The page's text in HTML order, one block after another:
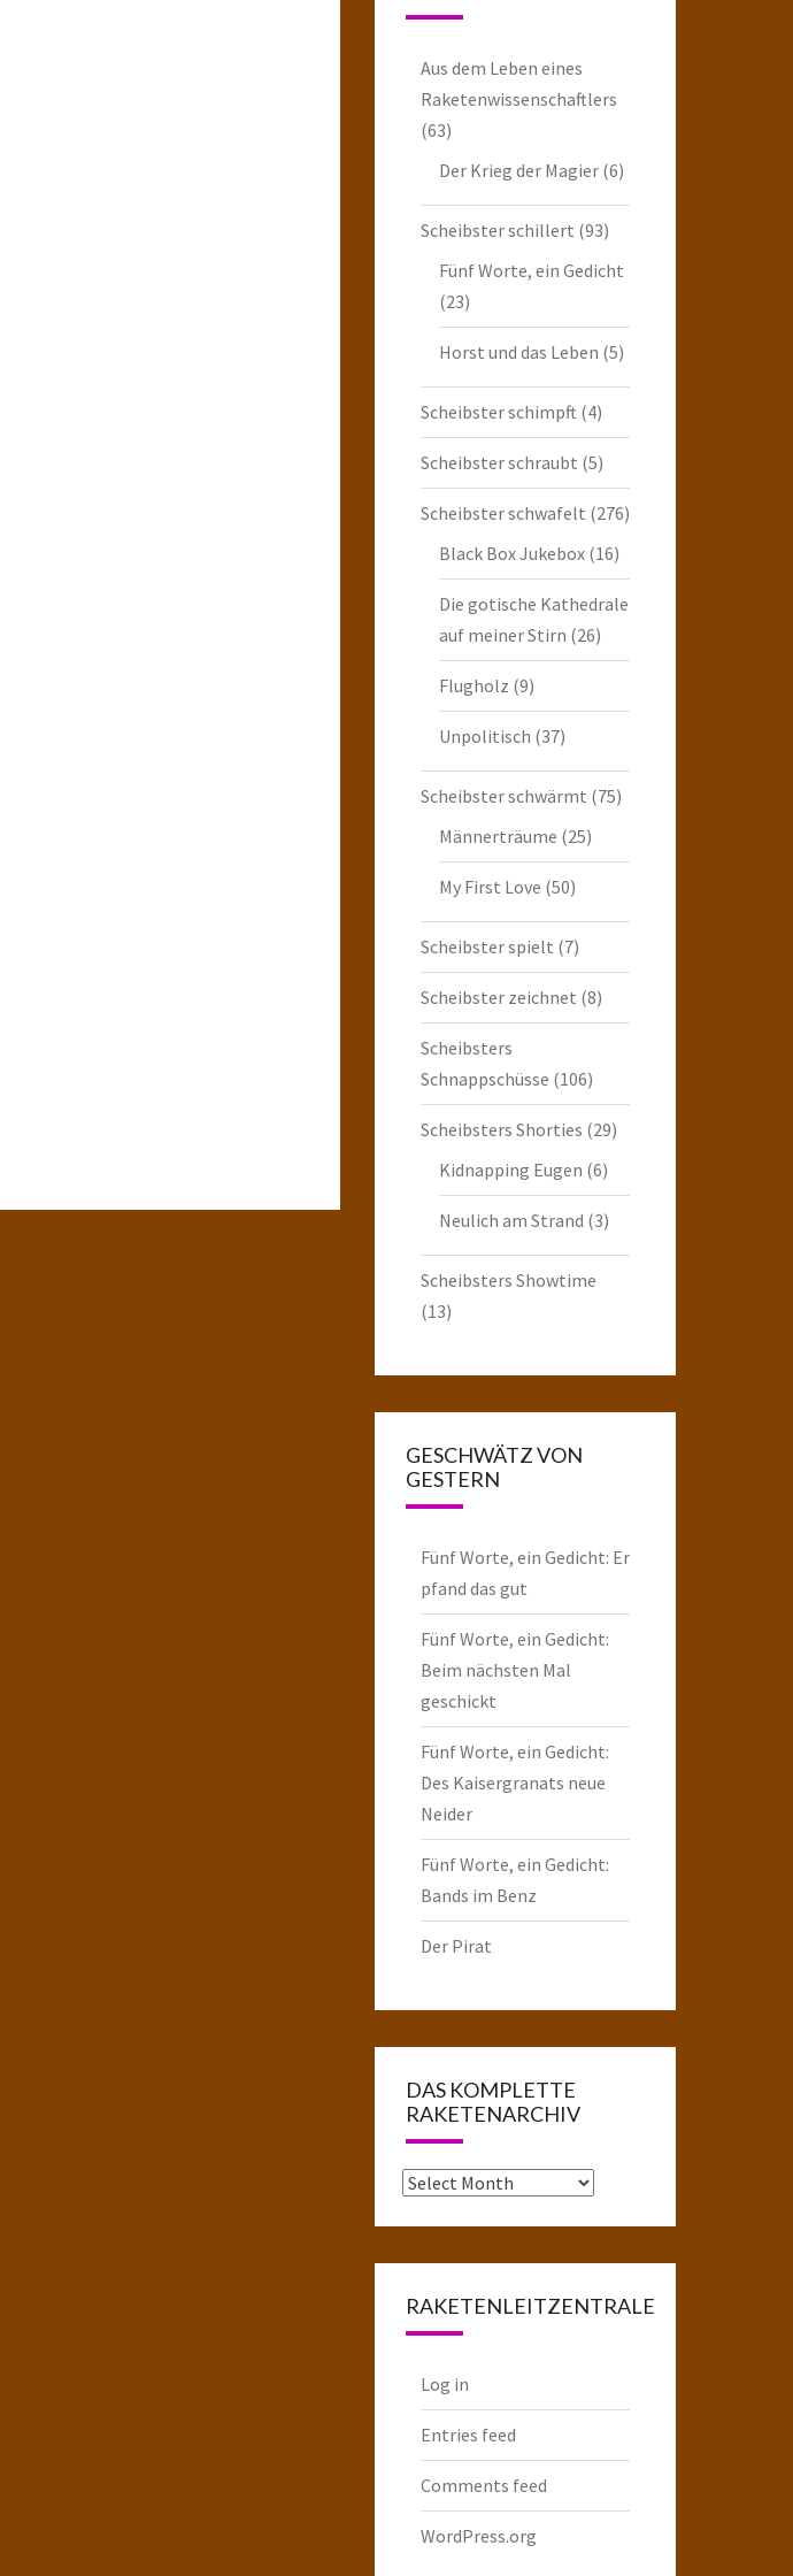
Aus dem Leben eines
Raketenwissenschaftlers
(63)
Der Krieg der Magier(6)
Scheibster schillert (93)
Fünf Worte, ein Gedicht
(23)
Horst und das Leben (5)
Scheibster schimpft (4)
Scheibster schraubt (5)
Scheibster schwafelt (276)
Black Box Jukebox(16)
Die gotische Kathedrale
auf meiner Stirn (26)
Flugholz (9)
Unpolitisch (37)
Scheibster schwärmt (75)
Männerträume (25)
My First Love (50)
Scheibster spielt (7)
Scheibster zeichnet (8)
Scheibsters
Schnappschüsse (106)
Scheibsters Shorties (29)
Kidnapping Eugen (6)
Neulich am Strand (3)
Scheibsters Showtime
(13)
GESCHWÄTZ VON
GESTERN
Fünf Worte, ein Gedicht: Er
pfand das gut
Fünf Worte, ein Gedicht:
Beim nächsten Mal
geschickt
Fünf Worte, ein Gedicht:
Des Kaisergranats neue
Neider
Fünf Worte, ein Gedicht:
Bands im Benz
Der Pirat
DAS KOMPLETTE
RAKETENARCHIV
Das
RAKETENLEITZENTRALE
Log in
Entries feed
Comments feed
WordPress.org